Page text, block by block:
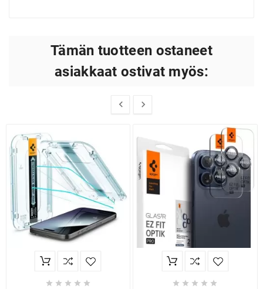
Tämän tuotteen ostaneet
asiakkaat ostivat myös:
 
         